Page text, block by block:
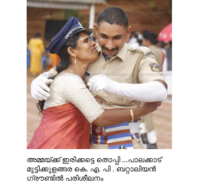
അമ്മയ്ക്ക് ഇരിക്കട്ടെ തൊപ്പി ...പാലക്കാട്
മുട്ടിക്കുളങ്ങര കെ. എ. പി . ബറ്റാലിയൻ
ഗ്രൗണ്ടിൽ പരിശീലനം